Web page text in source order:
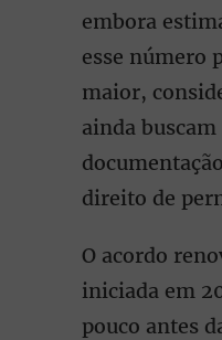
embora
esse número
maior,
ainda
direito de
O acordo
iniciada em
pouco antes